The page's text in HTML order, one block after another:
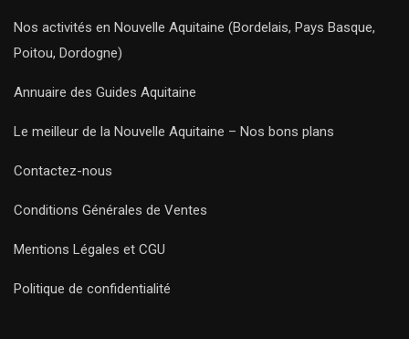
Nos activités en Nouvelle Aquitaine (Bordelais, Pays Basque,
Poitou, Dordogne)
Annuaire des Guides Aquitaine
Le meilleur de la Nouvelle Aquitaine – Nos bons plans
Contactez-nous
Conditions Générales de Ventes
Mentions Légales et CGU
Politique de confidentialité